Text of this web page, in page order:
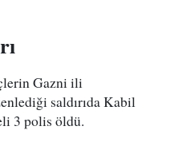
Gazni ili
saldırıda Kabil
3 polis öldü.